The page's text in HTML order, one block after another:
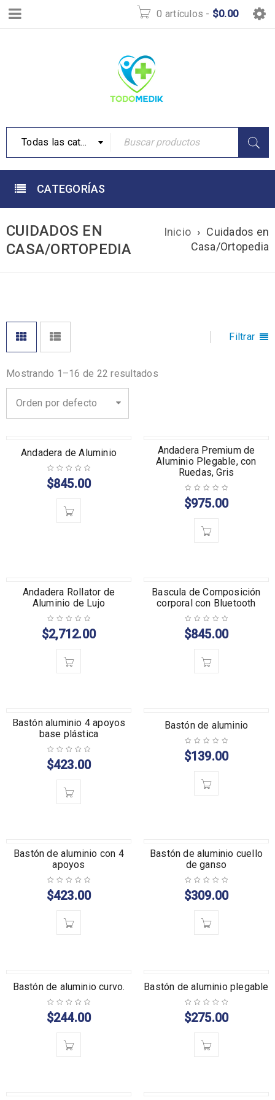
0 artículos - $0.00
Todas las categorías
CATEGORÍAS
CUIDADOS EN
CASA/ORTOPEDIA
Inicio › Cuidados en
Casa/Ortopedia
Filtrar
Mostrando 1–16 de 22 resultados
Orden por defecto
Andadera de Aluminio
$845.00
Andadera Premium de
Aluminio Plegable, con
Ruedas, Gris
$975.00
Andadera Rollator de
Aluminio de Lujo
$2,712.00
Bascula de Composición
corporal con Bluetooth
$845.00
Bastón aluminio 4 apoyos
base plástica
$423.00
Bastón de aluminio
$139.00
Bastón de aluminio con 4
apoyos
$423.00
Bastón de aluminio cuello
de ganso
$309.00
Bastón de aluminio curvo.
$244.00
Bastón de aluminio plegable
$275.00